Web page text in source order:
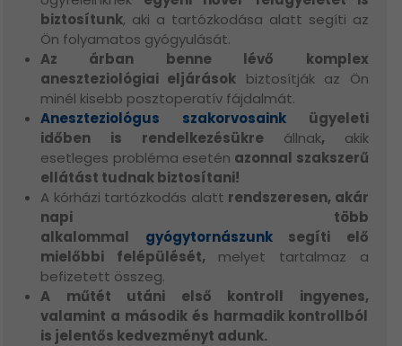
biztosítunk, aki a tartózkodása alatt segíti az
Ön folyamatos gyógyulását.
Az árban benne lévő komplex
aneszteziológiai eljárások biztosítják az Ön
minél kisebb posztoperatív fájdalmát.
Aneszteziológus szakorvosainkügyeleti
időben is rendelkezésükre állnak, akik
esetleges probléma esetén azonnal szakszerű
ellátást tudnak biztosítani!
A kórházi tartózkodás alatt rendszeresen, akár
napi több
alkalommal gyógytornászunksegíti elő
mielőbbi felépülését, melyet tartalmaz a
befizetett összeg.
A műtét utáni első kontroll ingyenes,
valamint a második és harmadik kontrollból
is jelentős kedvezményt adunk.